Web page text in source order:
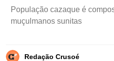
População cazaque é
muçulmanos sunitas
Redação Crusoé